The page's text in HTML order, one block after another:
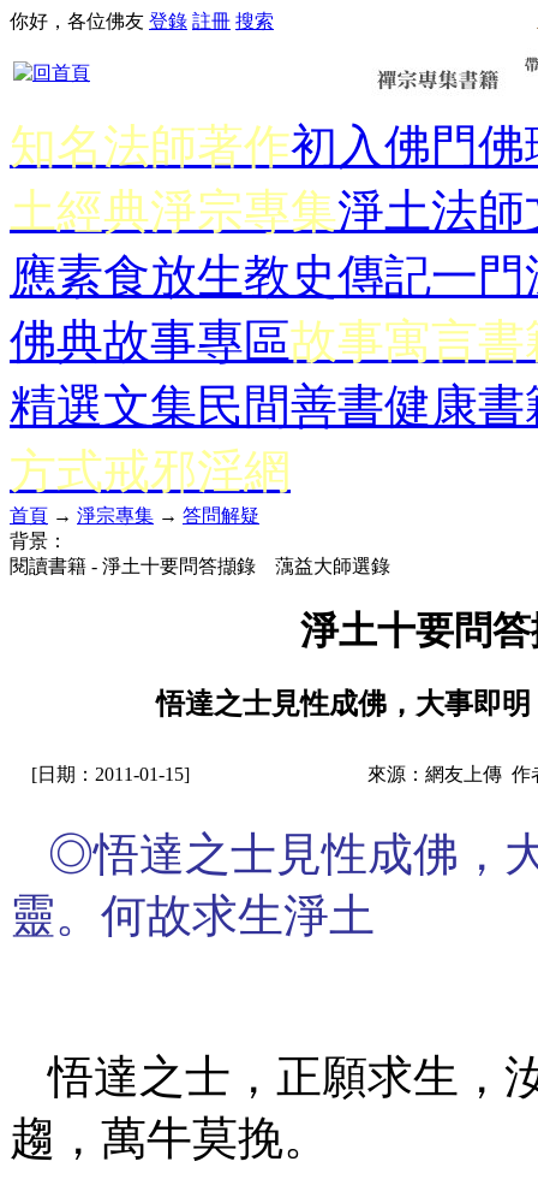
你好，各位佛友 登錄 註冊 搜索
知名法師著作初入佛門佛
土經典淨宗專集淨土法師
應素食放生教史傳記一門
佛典故事專區故事寓言書
精選文集民間善書健康書
方式戒邪淫網
首頁 → 淨宗專集 → 答問解疑
背景：
閱讀書籍 - 淨土十要問答擷錄 蕅益大師選錄
淨土十要問
悟達之士見性成佛，大事即
[日期：2011-01-15] 來源：網友上傳 作
◎悟達之士見性成佛，
靈。何故求生淨土
悟達之士，正願求生，
趨，萬牛莫挽。